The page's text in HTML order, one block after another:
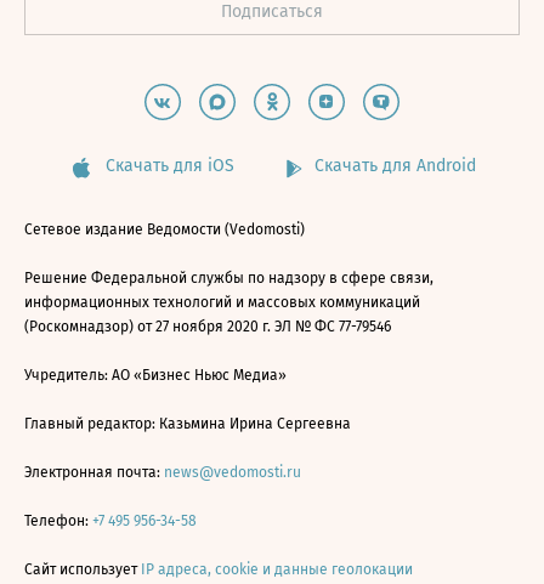
Скачать для iOS Скачать для Android
Сетевое издание Ведомости (Vedomosti)
Решение Федеральной службы по надзору в сфере связи,
информационных технологий и массовых коммуникаций
(Роскомнадзор) от 27 ноября 2020 г. ЭЛ № ФС 77-79546
Учредитель: АО «Бизнес Ньюс Медиа»
Главный редактор: Казьмина Ирина Сергеевна
Электронная почта: news@vedomosti.ru
Телефон: +7 495 956-34-58
Сайт использует IP адреса, cookie и данные геолокации